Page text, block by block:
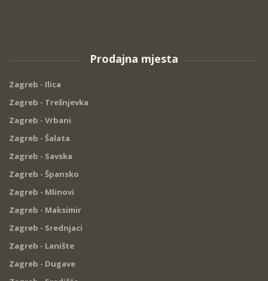
Prodajna mjesta
Zagreb - Ilica
Zagreb - Trešnjevka
Zagreb - Vrbani
Zagreb - Šalata
Zagreb - Savska
Zagreb - Špansko
Zagreb - Mlinovi
Zagreb - Maksimir
Zagreb - Srednjaci
Zagreb - Lanište
Zagreb - Dugave